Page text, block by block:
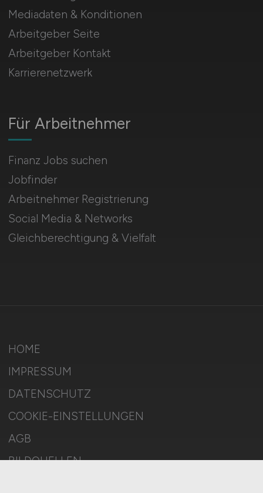
Für Arbeitnehmer
Finanz Jobs suchen
Jobfinder
Arbeitnehmer Registrierung
Social Media & Networks
Gleichberechtigung & Vielfalt
Mediadaten & Konditionen
Arbeitgeber Seite
Arbeitgeber Kontakt
Karrierenetzwerk
HOME
IMPRESSUM
DATENSCHUTZ
COOKIE-EINSTELLUNGEN
AGB
BILDQUELLEN